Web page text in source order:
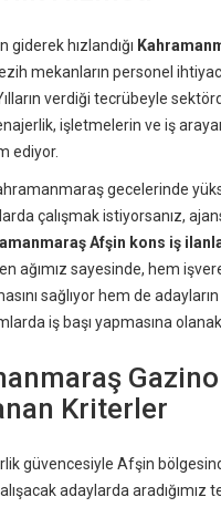
giderek hızlandığı
mekanların personel
verdiği tecrübeyle
işletmelerin ve iş
ediyor.
gecelerinde
çalışmak istiyorsanız,
Afşin kons iş
ağımız sayesinde, hem
sağlıyor hem de
iş başı yapmasına
Gazino
Kriterler
güvencesiyle Afşin
adaylarda aradığımız